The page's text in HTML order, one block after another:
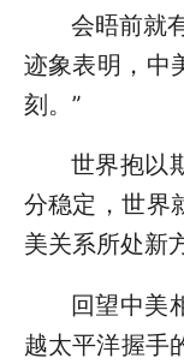
会晤前就
迹象表明，中
刻。”
世界抱以
分稳定，世界
美关系所处新
回望中美
越太平洋握手